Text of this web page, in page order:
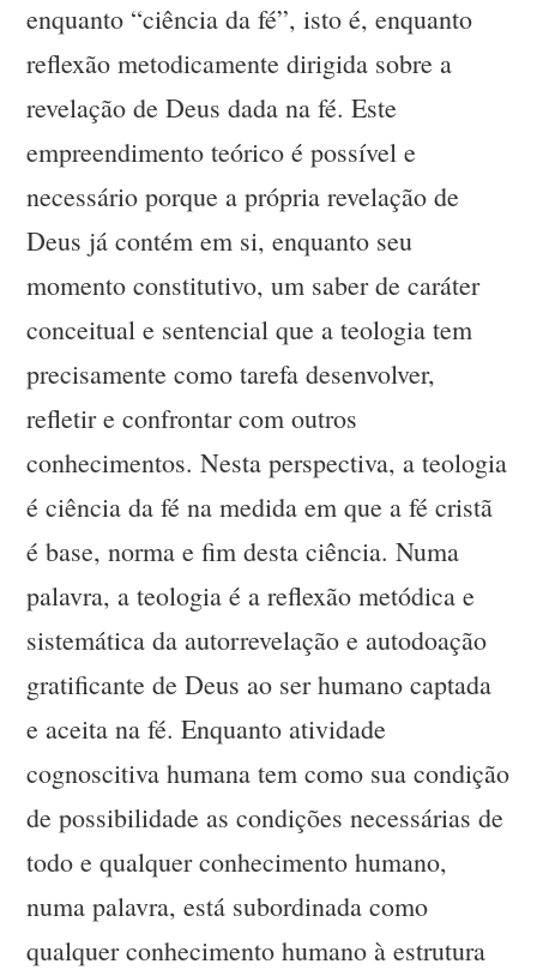
enquanto “ciência da fé”, isto é, enquanto
reflexão metodicamente dirigida sobre a
revelação de Deus dada na fé. Este
empreendimento teórico é possível e
necessário porque a própria revelação de
Deus já contém em si, enquanto seu
momento constitutivo, um saber de caráter
conceitual e sentencial que a teologia tem
precisamente como tarefa desenvolver,
refletir e confrontar com outros
conhecimentos. Nesta perspectiva, a teologia
é ciência da fé na medida em que a fé cristã
é base, norma e fim desta ciência. Numa
palavra, a teologia é a reflexão metódica e
sistemática da autorrevelação e autodoação
gratificante de Deus ao ser humano captada
e aceita na fé. Enquanto atividade
cognoscitiva humana tem como sua condição
de possibilidade as condições necessárias de
todo e qualquer conhecimento humano,
numa palavra, está subordinada como
qualquer conhecimento humano à estrutura